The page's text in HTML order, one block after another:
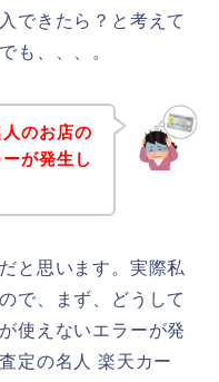
できたら？と考えて
も、、、。
のお店の
が発生し
と思います。実際私
で、まず、どうして
使えないエラーが発
定の名人 楽天カー